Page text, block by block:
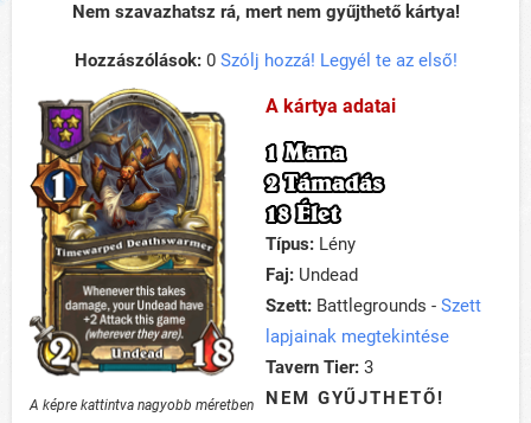
Nem szavazhatsz rá, mert nem gyűjthető kártya!
Hozzászólások:0 Szólj hozzá! Legyél te az első!
A képre kattintva nagyobb méretben
A kártya adatai
1 Mana
2 Támadás
18 Élet
Típus: Lény
Faj: Undead
Szett: Battlegrounds - Szett
lapjainak megtekintése
Tavern Tier: 3
NEM GYŰJTHETŐ!